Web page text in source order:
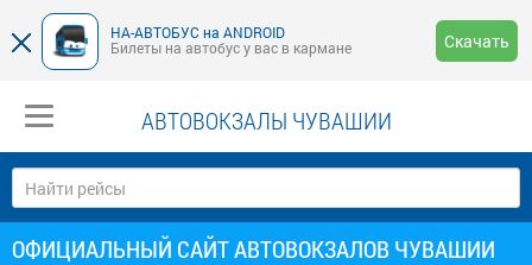
НА-АВТОБУС на ANDROID
Билеты на автобус у вас в кармане
Скачать
АВТОВОКЗАЛЫ ЧУВАШИИ
ОФИЦИАЛЬНЫЙ САЙТ АВТОВОКЗАЛОВ ЧУВАШИИ